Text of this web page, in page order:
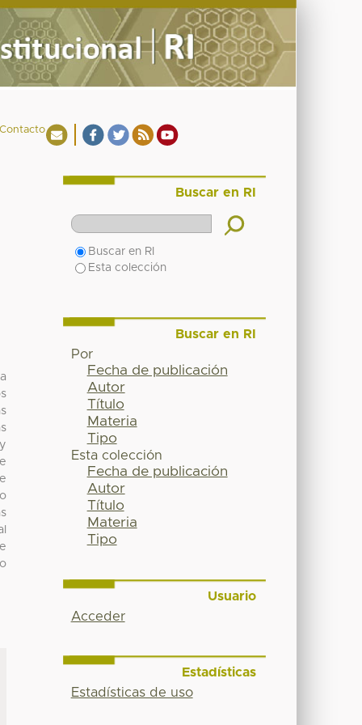
Contacto
Buscar en RI
Buscar en RI
Esta colección
Buscar en RI
Por
Fecha de publicación
Autor
Título
Materia
Tipo
Esta colección
Fecha de publicación
Autor
Título
Materia
Tipo
Usuario
Acceder
Estadísticas
Estadísticas de uso